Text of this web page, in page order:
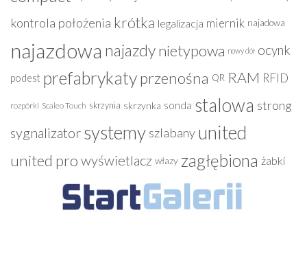
kontrola położenia krótka legalizacja miernik najadowa
najazdowa najazdynietypowa nowy dół ocynk
podest prefabrykatyprzenośna QR RAM RFID
rozpórki Scaleo Touch skrzynia skrzynka sonda stalowa strong
sygnalizator systemy szlabany united
united pro wyświetlacz włazy zagłębiona żabki